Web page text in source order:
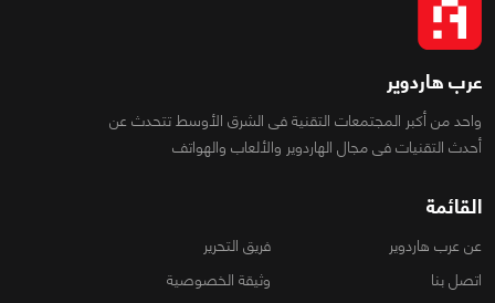
عرب هاردوير
واحد من أكبر المجتمعات التقنية فى الشرق الأوسط تتحدث عن
أحدث التقنيات فى مجال الهاردوير والألعاب والهواتف
القائمة
عن عرب هاردوير
فريق التحرير
اتصل بنا
وثيقة الخصوصية